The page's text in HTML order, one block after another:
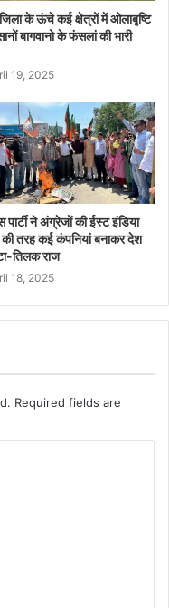
के ऊंचे कई क्षेत्रों में ओलाबृष्टि
बागवानो के फंसलां की भारी
19, 2025
पार्टी ने अंग्रेजों की ईस्ट इंडिया
तरह कई कंपनियां बनाकर देश
तिलक राज
18, 2025
Required fields are